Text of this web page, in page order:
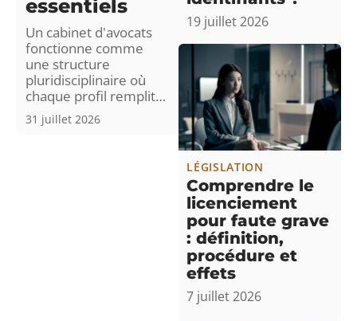
essentiels
Un cabinet d'avocats
fonctionne comme
une structure
pluridisciplinaire où
chaque profil remplit…
31 juillet 2026
19 juillet 2026
LÉGISLATION
Comprendre le
licenciement
pour faute grave
: définition,
procédure et
effets
7 juillet 2026